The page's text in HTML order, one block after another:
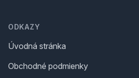
ODKAZY
Úvodná stránka
Obchodné podmienky